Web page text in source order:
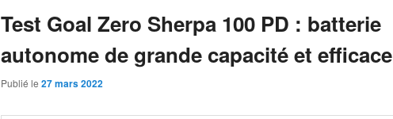
Test Goal Zero Sherpa 100 PD : batterie
autonome de grande capacité et efficace
Publié le 27 mars 2022